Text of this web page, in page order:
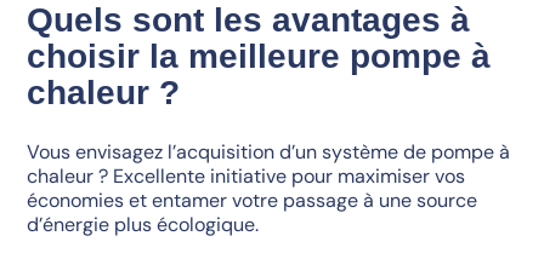
Quels sont les avantages à
choisir la meilleure pompe à
chaleur ?
Vous envisagez l’acquisition d’un système de pompe à
chaleur ? Excellente initiative pour maximiser vos
économies et entamer votre passage à une source
d’énergie plus écologique.